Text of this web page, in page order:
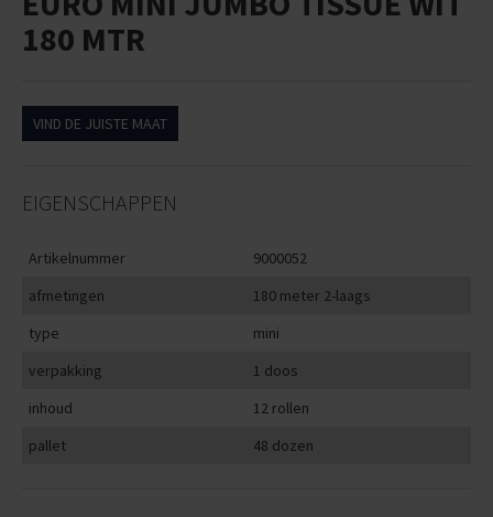
180 MTR
VIND DE JUISTE MAAT
EIGENSCHAPPEN
Artikelnummer
9000052
afmetingen
180 meter 2-laags
type
mini
verpakking
1 doos
inhoud
12 rollen
pallet
48 dozen